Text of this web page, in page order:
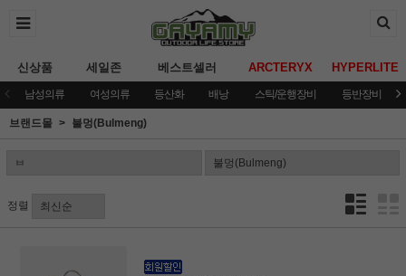
신상품 세일존 베스트셀러 ARCTERYX HYPERLITE
남성의류 여성의류 등산화 배낭 스틱/운행장비 등반장비
브랜드몰 불멍(Bulmeng)
정렬